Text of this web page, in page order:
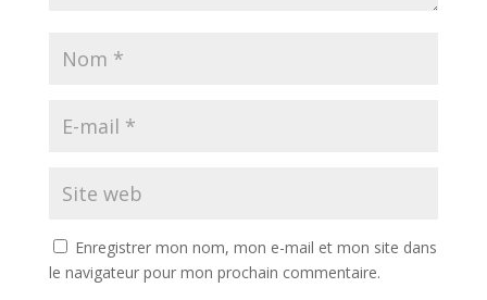
Enregistrer mon nom, mon e-mail et mon site dans
le navigateur pour mon prochain commentaire.